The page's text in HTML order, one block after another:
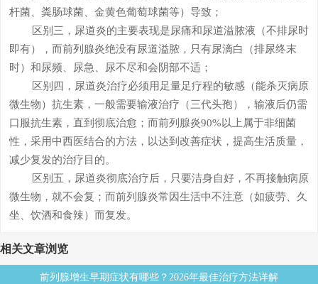
杆菌、粪肠球菌、金黄色葡萄球菌等）导致；
区别三，尿道炎的主要表现是尿痛和尿道溢脓液（不排尿时
即有），而前列腺炎绝没有尿道溢脓，只有尿滴白（排尿终末
时）和尿频、尿急、尿不尽和会阴部不适；
区别四，尿道炎治疗必须用足量足疗程的敏感（能杀灭病原
微生物）抗生素，一般需要输液治疗（三代头孢），输液后仍需
口服抗生素，直到彻底治愈；而前列腺炎90%以上属于非细菌
性，采用中西医结合的方法，以达到改善症状，提高生活质量，
减少复发的治疗目的。
区别五，尿道炎彻底治疗后，只要洁身自好，不再接触病原
微生物，就不会复；而前列腺炎常因生活中不注意（如疲劳、久
坐、饮酒和食辣）而复发。
相关文章浏览
前列腺增生早期症状有哪些？2026年最佳治疗方法详解